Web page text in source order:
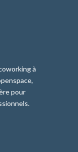
à
pour